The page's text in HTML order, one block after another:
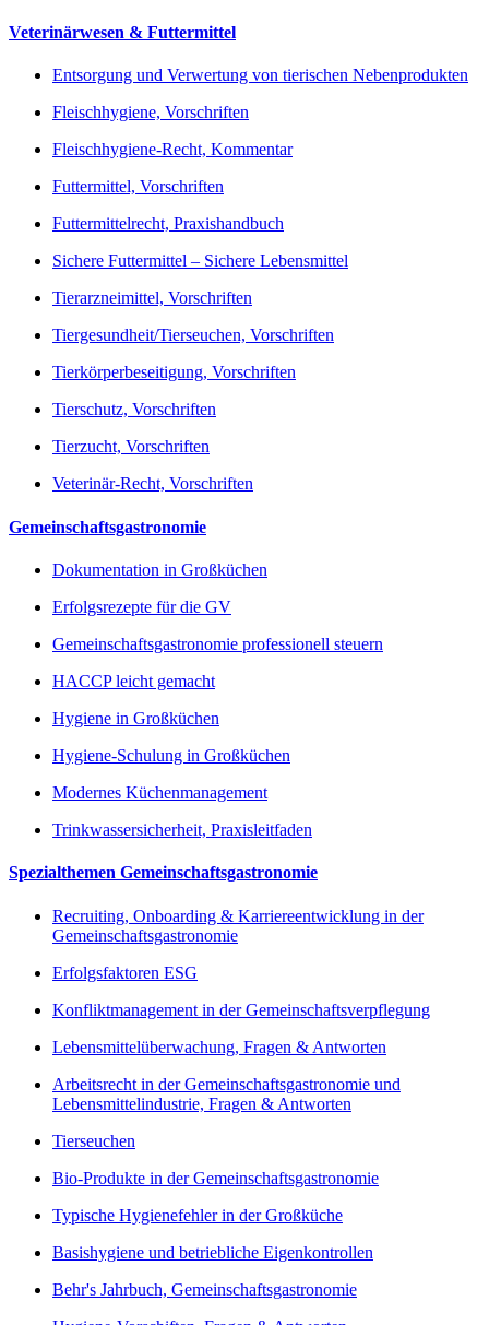
Veterinärwesen & Futtermittel
Entsorgung und Verwertung von tierischen Nebenprodukten
Fleischhygiene, Vorschriften
Fleischhygiene-Recht, Kommentar
Futtermittel, Vorschriften
Futtermittelrecht, Praxishandbuch
Sichere Futtermittel – Sichere Lebensmittel
Tierarzneimittel, Vorschriften
Tiergesundheit/Tierseuchen, Vorschriften
Tierkörperbeseitigung, Vorschriften
Tierschutz, Vorschriften
Tierzucht, Vorschriften
Veterinär-Recht, Vorschriften
Gemeinschaftsgastronomie
Dokumentation in Großküchen
Erfolgsrezepte für die GV
Gemeinschaftsgastronomie professionell steuern
HACCP leicht gemacht
Hygiene in Großküchen
Hygiene-Schulung in Großküchen
Modernes Küchenmanagement
Trinkwassersicherheit, Praxisleitfaden
Spezialthemen Gemeinschaftsgastronomie
Recruiting, Onboarding & Karriereentwicklung in der
Gemeinschaftsgastronomie
Erfolgsfaktoren ESG
Konfliktmanagement in der Gemeinschaftsverpflegung
Lebensmittelüberwachung, Fragen & Antworten
Arbeitsrecht in der Gemeinschaftsgastronomie und
Lebensmittelindustrie, Fragen & Antworten
Tierseuchen
Bio-Produkte in der Gemeinschaftsgastronomie
Typische Hygienefehler in der Großküche
Basishygiene und betriebliche Eigenkontrollen
Behr's Jahrbuch, Gemeinschaftsgastronomie